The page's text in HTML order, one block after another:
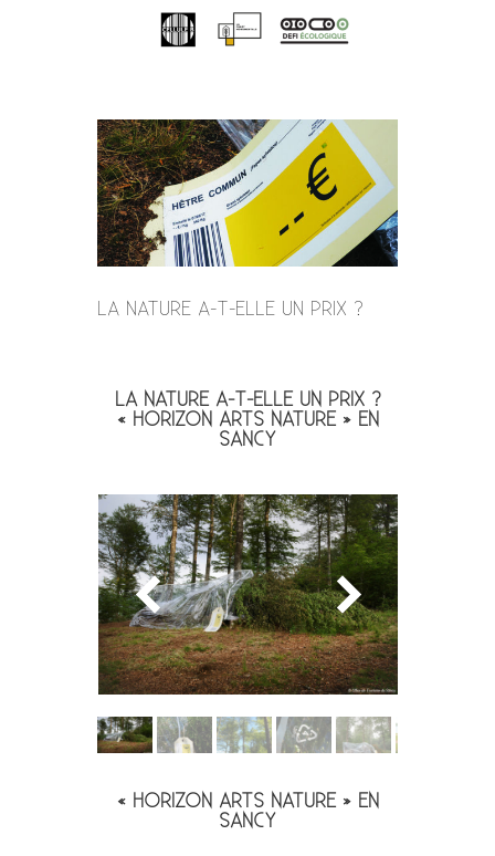
LA NATURE A-T-ELLE UN PRIX ?
LA NATURE A-T-ELLE UN PRIX ?
« HORIZON ARTS NATURE » EN
SANCY
« HORIZON ARTS NATURE » EN
SANCY